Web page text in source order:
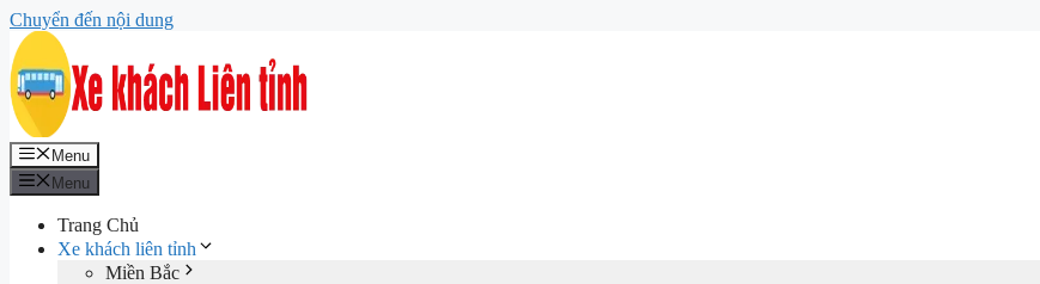
Chuyển đến nội dung
Menu
Menu
Trang Chủ
Xe khách liên tỉnh
Miền Bắc